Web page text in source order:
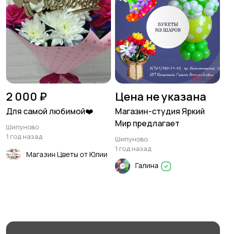
2 000 ₽
Для самой любимой❤️
Шипуново
1 год назад
Магазин Цветы от Юлии
Цена не указана
Магазин-студия Яркий
Мир предлагает
Шипуново
1 год назад
Галина